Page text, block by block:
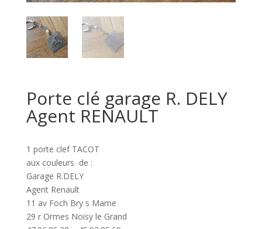
Porte clé garage R. DELY
Agent RENAULT
1 porte clef TACOT
aux couleurs de :
Garage R.DELY
Agent Renault
11 av Foch Bry s Marne
29 r Ormes Noisy le Grand